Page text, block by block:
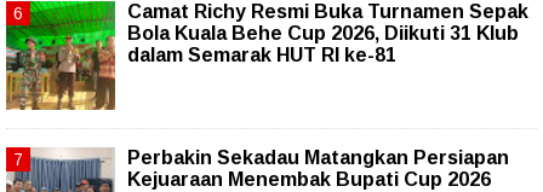
Camat Richy Resmi Buka Turnamen Sepak
Bola Kuala Behe Cup 2026, Diikuti 31 Klub
dalam Semarak HUT RI ke-81
Perbakin Sekadau Matangkan Persiapan
Kejuaraan Menembak Bupati Cup 2026